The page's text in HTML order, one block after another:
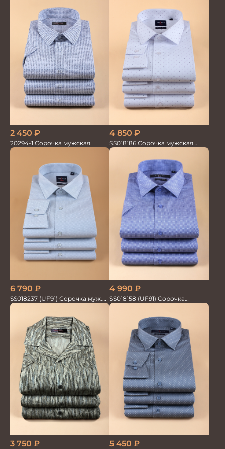
2 450 ₽
20294-1 Сорочка мужская
4 850 ₽
SS018186 Сорочка мужская
GROSTYLE TRENDY
6 790 ₽
SS018237 (UF91) Сорочка муж.
GROSTYLE TRENDY
4 990 ₽
SS018158 (UF91) Сорочка
мужская GROSTYLE PRIME
3 750 ₽ 5 450 ₽